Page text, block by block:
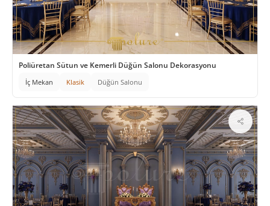
Poliüretan Sütun ve Kemerli Düğün Salonu Dekorasyonu
İç Mekan Klasik Düğün Salonu